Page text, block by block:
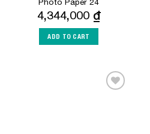
4,344,000 ₫
ADD TO CART